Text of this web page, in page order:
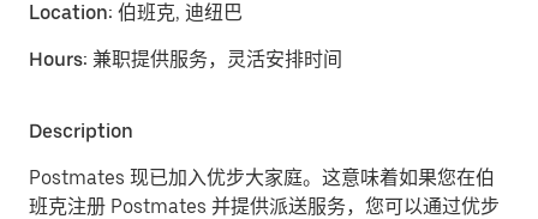
Location: 伯班克, 迪纽巴
Hours: 兼职提供服务，灵活安排时间
Description
Postmates 现已加入优步大家庭。这意味着如果您在伯
班克注册 Postmates 并提供派送服务，您可以通过优步